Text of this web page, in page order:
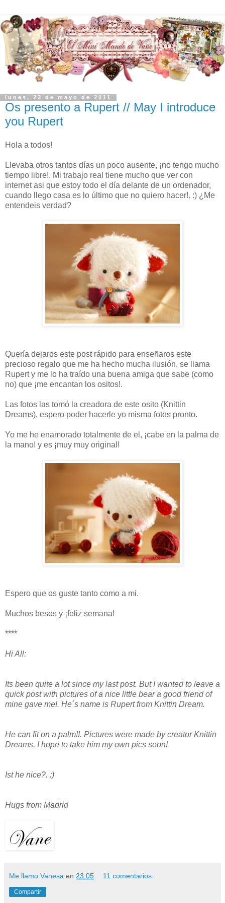
lunes, 23 de mayo de 2011
Os presento a Rupert // May I introduce
you Rupert
Hola a todos!
Llevaba otros tantos días un poco ausente, ¡no tengo mucho
tiempo libre!. Mi trabajo real tiene mucho que ver con
internet asi que estoy todo el día delante de un ordenador,
cuando llego casa es lo último que no quiero hacer!. :) ¿Me
entendeis verdad?
Quería dejaros este post rápido para enseñaros este
precioso regalo que me ha hecho mucha ilusión, se llama
Rupert y me lo ha traído una buena amiga que sabe (como
no) que ¡me encantan los ositos!.
Las fotos las tomó la creadora de este osito (Knittin
Dreams), espero poder hacerle yo misma fotos pronto.
Yo me he enamorado totalmente de el, ¡cabe en la palma de
la mano! y es ¡muy muy original!
Espero que os guste tanto como a mi.
Muchos besos y ¡feliz semana!
****
Hi All:
Its been quite a lot since my last post. But I wanted to leave a
quick post with pictures of a nice little bear a good friend of
mine gave me!. He´s name is Rupert from Knittin Dream.
He can fit on a palm!!. Pictures were made by creator Knittin
Dreams. I hope to take him my own pics soon!
Ist he nice?. :)
Hugs from Madrid
Me llamo Vanesa en 23:05 11 comentarios:
Compartir